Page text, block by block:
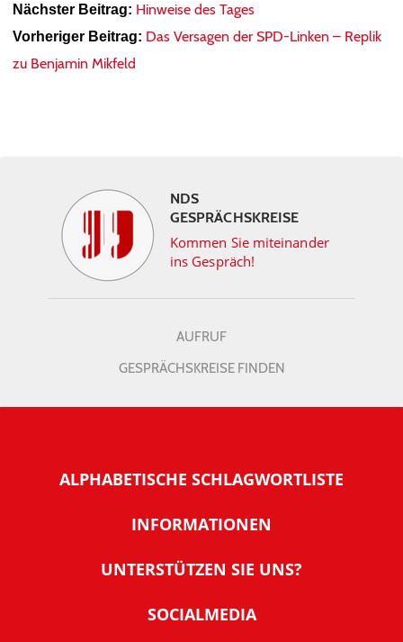
Nächster Beitrag: Hinweise des Tages
Vorheriger Beitrag: Das Versagen der SPD-Linken – Replik
zu Benjamin Mikfeld
NDS
GESPRÄCHSKREISE
Kommen Sie miteinander
ins Gespräch!
AUFRUF
GESPRÄCHSKREISE FINDEN
ALPHABETISCHE SCHLAGWORTLISTE
INFORMATIONEN
Warum NachDenkSeiten
Tipps zur Nutzung der NachDenkSeiten
UNTERSTÜTZEN SIE UNS?
SOCIALMEDIA